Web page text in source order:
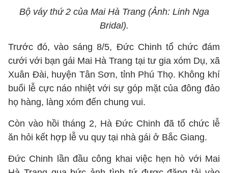
Bộ váy thứ 2 của Mai Hà Trang (Ảnh: Linh Nga
Bridal).
Trước đó, vào sáng 8/5, Đức Chinh tổ chức đám
cưới với bạn gái Mai Hà Trang tại tư gia xóm Dụ, xã
Xuân Đài, huyện Tân Sơn, tỉnh Phú Thọ. Không khí
buổi lễ cực náo nhiệt với sự góp mặt của đông đảo
họ hàng, làng xóm đến chung vui.
Còn vào hồi tháng 2, Hà Đức Chinh đã tổ chức lễ
ăn hỏi kết hợp lễ vu quy tại nhà gái ở Bắc Giang.
Đức Chinh lần đầu công khai việc hẹn hò với Mai